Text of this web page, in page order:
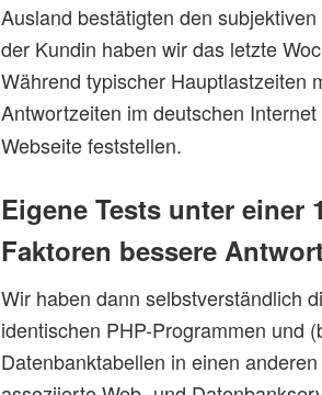
Ausland bestätigten den
der Kundin haben wir das letzte
Während typischer Hauptlastzeiten
Antwortzeiten im deutschen
Webseite feststellen.
Eigene Tests unter einer
Faktoren bessere
Wir haben dann selbstverständlich
identischen PHP-Programmen und
Datenbanktabellen in einen